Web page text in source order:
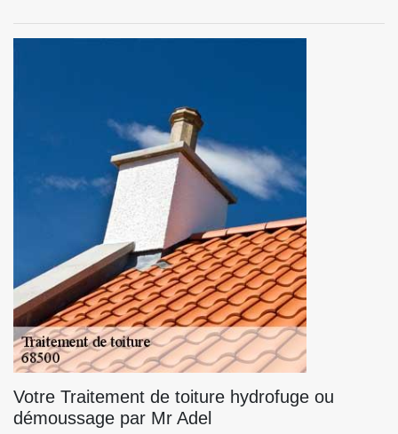
Votre Traitement de toiture hydrofuge ou
démoussage par Mr Adel